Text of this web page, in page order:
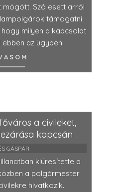
mögött. Szó esett arról
támogatni
milyen a kapcsolat
az ügyben.
a civileket,
kapcsán
GÁSPÁR
kiüresítette a
a polgármester
hivatkozik.